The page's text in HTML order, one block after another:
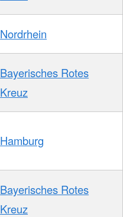
Nordrhein
Bayerisches Rotes
Kreuz
Hamburg
Bayerisches Rotes
Kreuz